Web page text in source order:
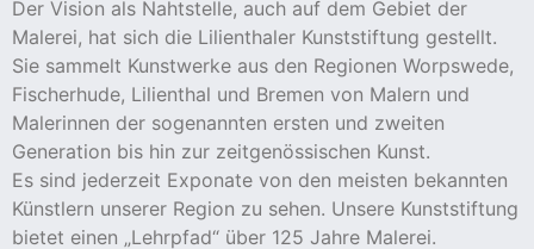
Der Vision als Nahtstelle, auch auf dem Gebiet der
Malerei, hat sich die Lilienthaler Kunststiftung gestellt.
Sie sammelt Kunstwerke aus den Regionen Worpswede,
Fischerhude, Lilienthal und Bremen von Malern und
Malerinnen der sogenannten ersten und zweiten
Generation bis hin zur zeitgenössischen Kunst.
Es sind jederzeit Exponate von den meisten bekannten
Künstlern unserer Region zu sehen. Unsere Kunststiftung
bietet einen „Lehrpfad“ über 125 Jahre Malerei.